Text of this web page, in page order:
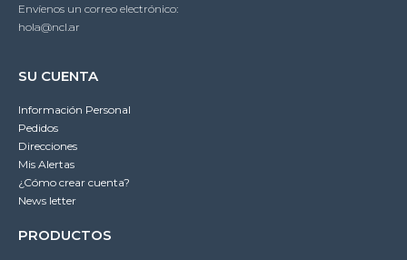
Envíenos un correo electrónico:
hola@ncl.ar
SU CUENTA
Información Personal
Pedidos
Direcciones
Mis Alertas
¿Cómo crear cuenta?
News letter
PRODUCTOS